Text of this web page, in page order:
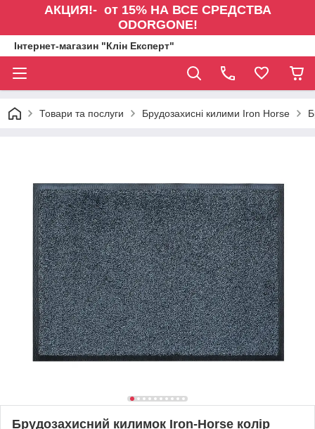
АКЦИЯ!- от 15% НА ВСЕ СРЕДСТВА
ODORGONE!
Інтернет-магазин "Клін Експерт"
Товари та послуги Брудозахисні килими Iron Horse
Брудозахисний килимок Iron-Horse колір